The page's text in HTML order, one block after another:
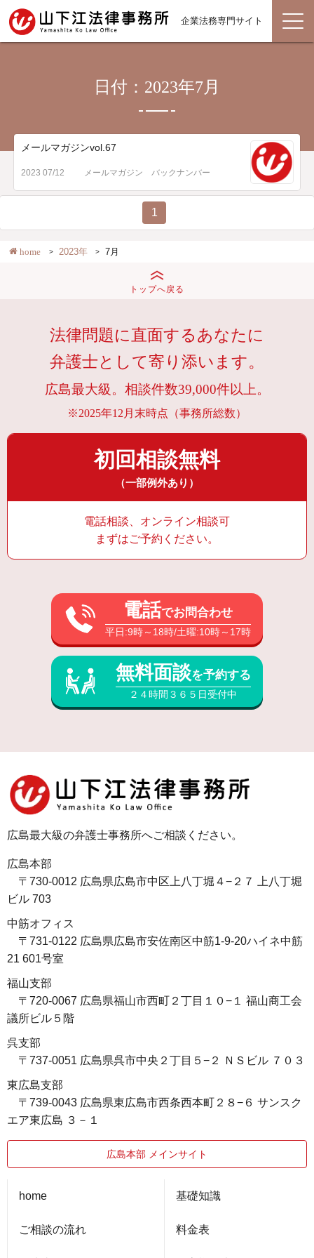
企業法務専門サイト
日付：2023年7月
メールマガジンvol.67
2023 07/12 メールマガジン バックナンバー
1
home 2023年 7月
トップへ戻る
法律問題に直面するあなたに
弁護士として寄り添います。
広島最大級。相談件数39,000件以上。
※2025年12月末時点（事務所総数）
初回相談無料
（一部例外あり）
電話相談、オンライン相談可
まずはご予約ください。
電話でお問合わせ
平日:9時～18時/土曜:10時～17時
無料面談を予約する
２４時間３６５日受付中
広島最大級の弁護士事務所へご相談ください。
広島本部
〒730-0012 広島県広島市中区上八丁堀４−２７ 上八丁堀
ビル 703
中筋オフィス
〒731-0122 広島県広島市安佐南区中筋1-9-20ハイネ中筋
21 601号室
福山支部
〒720-0067 広島県福山市西町２丁目１０−１ 福山商工会
議所ビル５階
呉支部
〒737-0051 広島県呉市中央２丁目５−２ ＮＳビル ７０３
東広島支部
〒739-0043 広島県東広島市西条西本町２８−６ サンスク
エア東広島 ３－１
広島本部 メインサイト
home
ご相談の流れ
基礎知識
料金表